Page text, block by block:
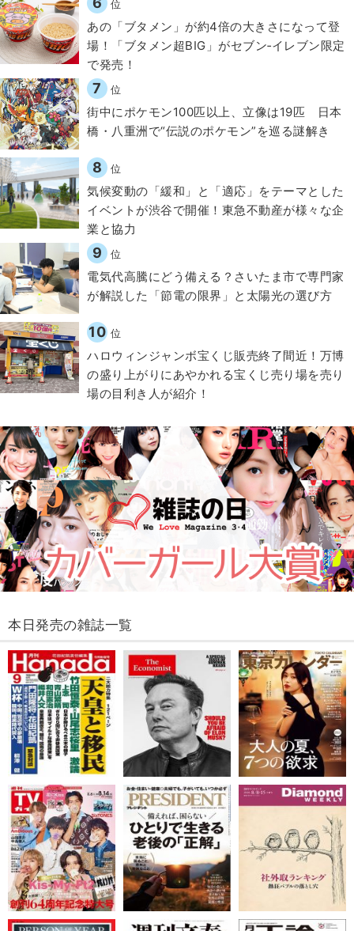
位
あの「ブタメン」が約4倍の大きさになって登
場！「ブタメン超BIG」がセブン‐イレブン限定
で発売！
7 位
街中にポケモン100匹以上、立像は19匹 日本
橋・八重洲で“伝説のポケモン”を巡る謎解き
8 位
気候変動の「緩和」と「適応」をテーマとした
イベントが渋谷で開催！東急不動産が様々な企
業と協力
9 位
電気代高騰にどう備える？さいたま市で専門家
が解説した「節電の限界」と太陽光の選び方
10 位
ハロウィンジャンボ宝くじ販売終了間近！万博
の盛り上がりにあやかれる宝くじ売り場を売り
場の目利き人が紹介！
本日発売の雑誌一覧